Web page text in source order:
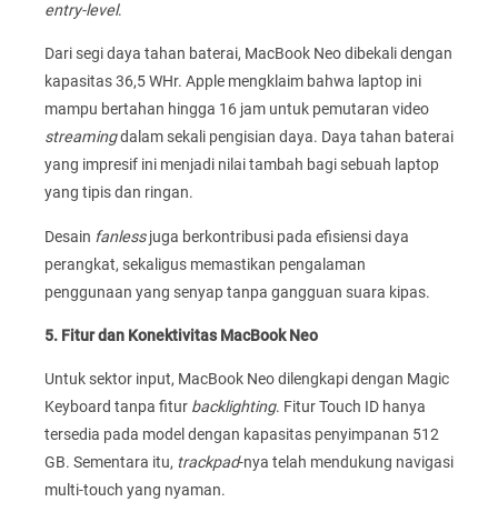
entry-level.
Dari segi daya tahan baterai, MacBook Neo dibekali dengan
kapasitas 36,5 WHr. Apple mengklaim bahwa laptop ini
mampu bertahan hingga 16 jam untuk pemutaran video
streamingdalam sekali pengisian daya. Daya tahan baterai
yang impresif ini menjadi nilai tambah bagi sebuah laptop
yang tipis dan ringan.
Desain fanlessjuga berkontribusi pada efisiensi daya
perangkat, sekaligus memastikan pengalaman
penggunaan yang senyap tanpa gangguan suara kipas.
5. Fitur dan Konektivitas MacBook Neo
Untuk sektor input, MacBook Neo dilengkapi dengan Magic
Keyboard tanpa fitur backlighting. Fitur Touch ID hanya
tersedia pada model dengan kapasitas penyimpanan 512
GB. Sementara itu, trackpad-nya telah mendukung navigasi
multi-touch yang nyaman.